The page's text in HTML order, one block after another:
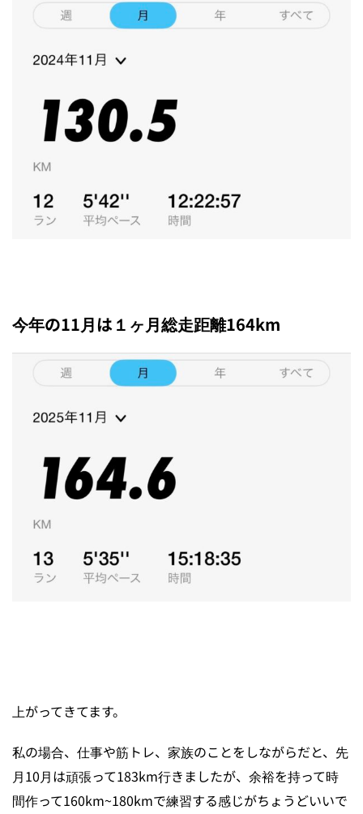
今年の11月は１ヶ月総走距離164km
上がってきてます。
私の場合、仕事や筋トレ、家族のことをしながらだと、先
月10月は頑張って183km行きましたが、余裕を持って時
間作って160km~180kmで練習する感じがちょうどいいで